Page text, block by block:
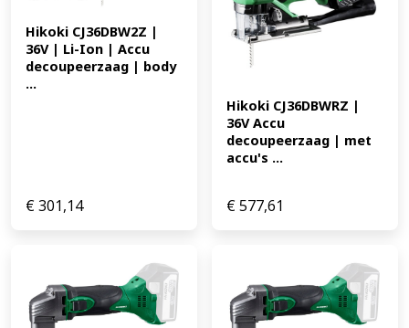
Hikoki CJ36DBW2Z |
36V | Li-Ion | Accu
decoupeerzaag | body
...
€301,14
Hikoki CJ36DBWRZ |
36V Accu
decoupeerzaag | met
accu's ...
€577,61